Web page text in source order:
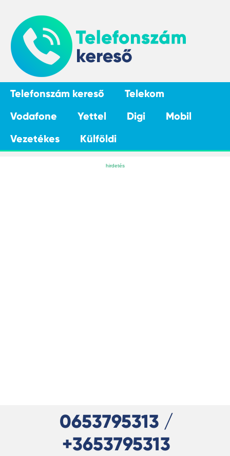
Telefonszám kereső
Telekom
Vodafone
Yettel Digi
Mobil
Vezetékes
Külföldi
0653795313 /
+3653795313